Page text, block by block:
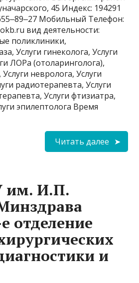
45 Индекс: 194291
Мобильный Телефон:
вид деятельности:
поликлиники,
Услуги гинеколога, Услуги
ЛОРа (отоларинголога),
невролога, Услуги
радиотерапевта, Услуги
Услуги фтизиатра,
эпилептолога Время
Читать далее
им. И.П.
отделение
и